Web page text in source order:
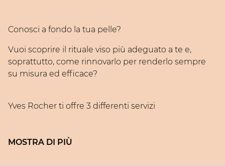
Conosci a fondo la tua pelle?
Vuoi scoprire il rituale viso più adeguato a te e,
soprattutto, come rinnovarlo per renderlo sempre
su misura ed efficace?
Yves Rocher ti offre 3 differenti servizi
SKINDIAG:2 foto, 22 parametri analizzati, una